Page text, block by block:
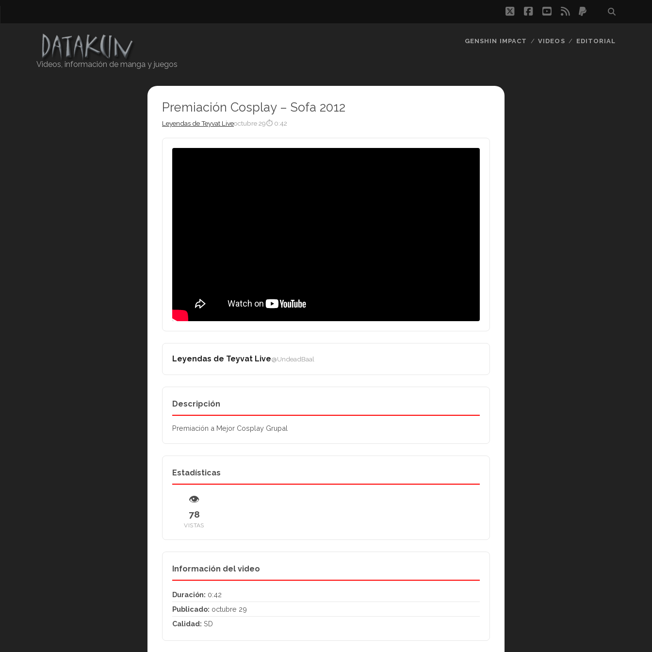
twitterfacebook
youtube
rss paypal
Videos, información de manga y juegos
GENSHIN IMPACT VIDEOS EDITORIAL
Premiación Cosplay – Sofa 2012
Leyendas de Teyvat Liveoctubre 29⏱ 0:42
Leyendas de Teyvat Live@UndeadBaal
Descripción
Premiación a Mejor Cosplay Grupal
Estadísticas
👁
78
VISTAS
Información del video
Duración: 0:42
Publicado: octubre 29
Calidad: SD